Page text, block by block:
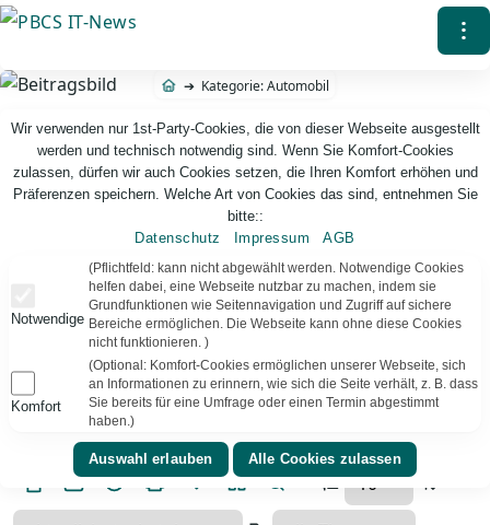
Direkt
Inhalt
⁝
Kategorie: Automobil
PBCS IT-News – IT. Web. Einfach. Webdesign, Analyse & Beratung
Kategorie:Automobil 60Ergebnisse
Auto-News, Fahrzeugtechnik und Trends rund um
moderne Mobilität, Automotive und smarte
Fahrzeuglösungen.
Wir verwenden nur 1st-Party-Cookies, die von dieser Webseite ausgestellt
werden und technisch notwendig sind. Wenn Sie Komfort-Cookies
zulassen, dürfen wir auch Cookies setzen, die Ihren Komfort erhöhen und
Präferenzen speichern. Welche Art von Cookies das sind, entnehmen Sie
bitte::
Datenschutz
Impressum AGB
Notwendige
(Pflichtfeld: kann nicht abgewählt werden. Notwendige Cookies
helfen dabei, eine Webseite nutzbar zu machen, indem sie
Grundfunktionen wie Seitennavigation und Zugriff auf sichere
Bereiche ermöglichen. Die Webseite kann ohne diese Cookies
nicht funktionieren. )
Komfort
(Optional: Komfort-Cookies ermöglichen unserer Webseite, sich
an Informationen zu erinnern, wie sich die Seite verhält, z. B. dass
Sie bereits für eine Umfrage oder einen Termin abgestimmt
haben.)